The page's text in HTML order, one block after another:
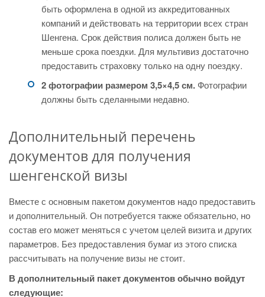
быть оформлена в одной из аккредитованных
компаний и действовать на территории всех стран
Шенгена. Срок действия полиса должен быть не
меньше срока поездки. Для мультивиз достаточно
предоставить страховку только на одну поездку.
2 фотографии размером 3,5×4,5 см. Фотографии
должны быть сделанными недавно.
Дополнительный перечень
документов для получения
шенгенской визы
Вместе с основным пакетом документов надо предоставить
и дополнительный. Он потребуется также обязательно, но
состав его может меняться с учетом целей визита и других
параметров. Без предоставления бумаг из этого списка
рассчитывать на получение визы не стоит.
В дополнительный пакет документов обычно войдут
следующие: